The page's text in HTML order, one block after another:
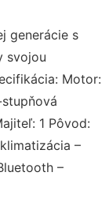
generácie s
svojou
Motor:
1 Pôvod:
–
–